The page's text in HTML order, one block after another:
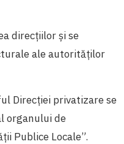
direcțiilor și se
ale autorităților
Direcției privatizare se
organului de
Publice Locale”.